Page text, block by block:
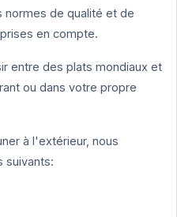
normes de qualité et de
en compte.
entre des plats mondiaux et
ou dans votre propre
à l'extérieur, nous
suivants: